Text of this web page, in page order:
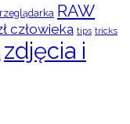
RAW
człowieka tips tricks
zdjęcia i